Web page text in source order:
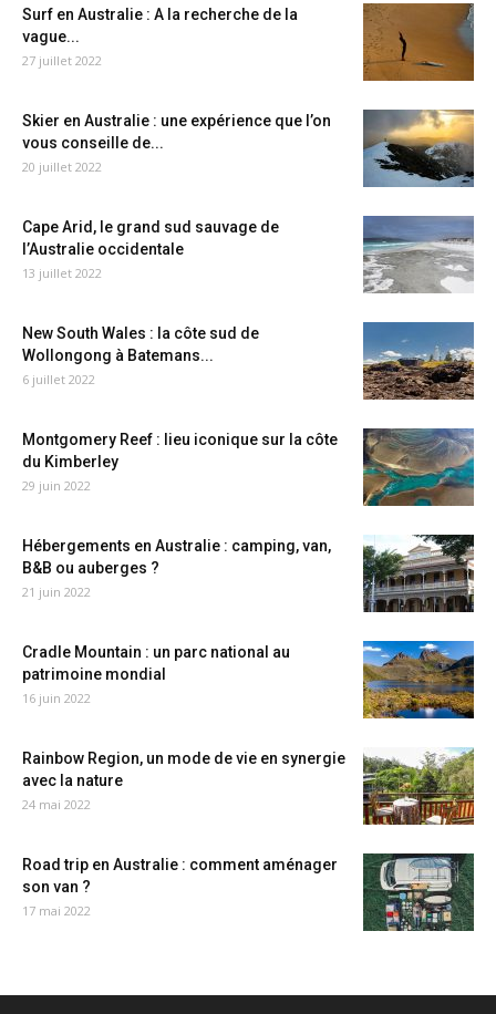
Surf en Australie : A la recherche de la
vague...
27 juillet 2022
Skier en Australie : une expérience que l’on
vous conseille de...
20 juillet 2022
Cape Arid, le grand sud sauvage de
l’Australie occidentale
13 juillet 2022
New South Wales : la côte sud de
Wollongong à Batemans...
6 juillet 2022
Montgomery Reef : lieu iconique sur la côte
du Kimberley
29 juin 2022
Hébergements en Australie : camping, van,
B&B ou auberges ?
21 juin 2022
Cradle Mountain : un parc national au
patrimoine mondial
16 juin 2022
Rainbow Region, un mode de vie en synergie
avec la nature
24 mai 2022
Road trip en Australie : comment aménager
son van ?
17 mai 2022